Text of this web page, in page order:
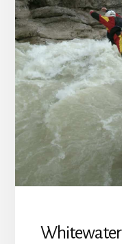
Whitewater